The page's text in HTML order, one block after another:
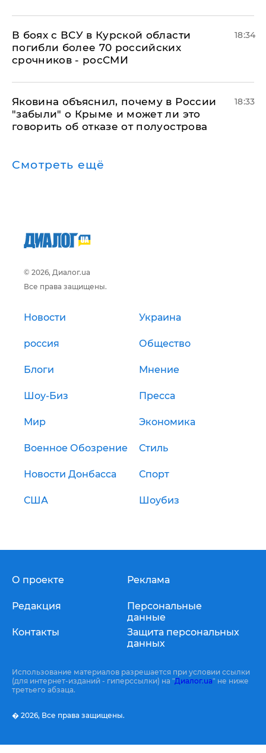
В боях с ВСУ в Курской области
погибли более 70 российских
срочников - росСМИ
18:34
Яковина объяснил, почему в России
"забыли" о Крыме и может ли это
говорить об отказе от полуострова
18:33
Смотреть ещё
© 2026, Диалог.ua
Все права защищены.
Новости Украина
россия Общество
Блоги Мнение
Шоу-Биз Пресса
Мир Экономика
Военное Обозрение Стиль
Новости Донбасса Спорт
США Шоубиз
О проекте
Редакция
Контакты
Реклама
Персональные
данные
Защита персональных
данных
Использование материалов разрешается при условии ссылки
(для интернет-изданий - гиперссылки) на "Диалог.ua" не ниже
третьего абзаца.
� 2026, Все права защищены.